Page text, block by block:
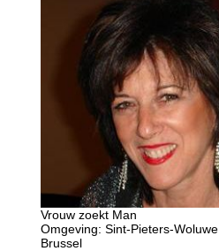
Vrouw zoekt Man
Omgeving: Sint-Pieters-Woluwe
Brussel